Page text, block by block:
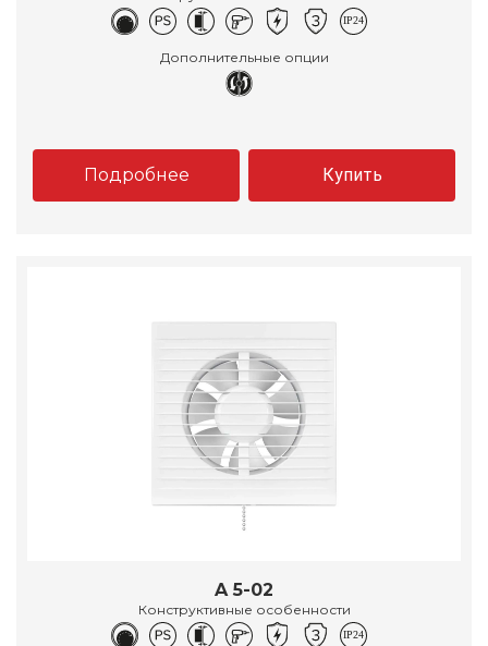
Дополнительные опции
Подробнее Купить
A 5-02
Конструктивные особенности